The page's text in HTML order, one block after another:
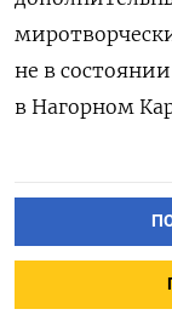
не в
в Нагорном